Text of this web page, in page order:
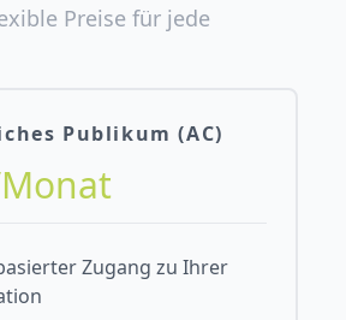
Preise für jede
Publikum (AC)
Zugang zu Ihrer